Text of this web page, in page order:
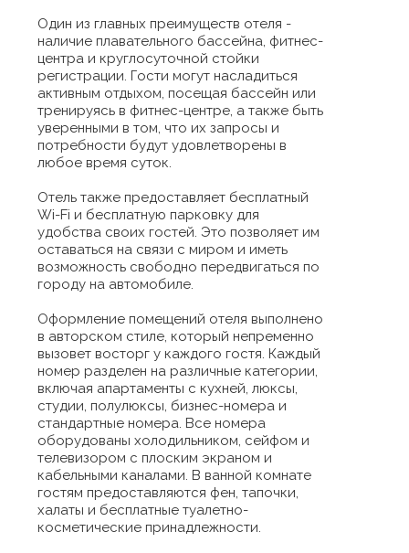
Один из главных преимуществ отеля -
наличие плавательного бассейна, фитнес-
центра и круглосуточной стойки
регистрации. Гости могут насладиться
активным отдыхом, посещая бассейн или
тренируясь в фитнес-центре, а также быть
уверенными в том, что их запросы и
потребности будут удовлетворены в
любое время суток.
Отель также предоставляет бесплатный
Wi-Fi и бесплатную парковку для
удобства своих гостей. Это позволяет им
оставаться на связи с миром и иметь
возможность свободно передвигаться по
городу на автомобиле.
Оформление помещений отеля выполнено
в авторском стиле, который непременно
вызовет восторг у каждого гостя. Каждый
номер разделен на различные категории,
включая апартаменты с кухней, люксы,
студии, полулюксы, бизнес-номера и
стандартные номера. Все номера
оборудованы холодильником, сейфом и
телевизором с плоским экраном и
кабельными каналами. В ванной комнате
гостям предоставляются фен, тапочки,
халаты и бесплатные туалетно-
косметические принадлежности.